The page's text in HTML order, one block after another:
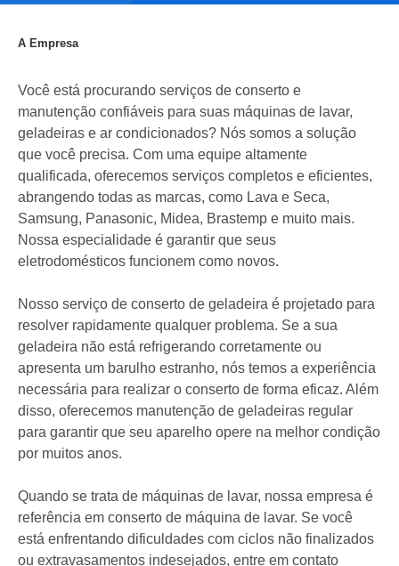
A Empresa
Você está procurando serviços de conserto e
manutenção confiáveis para suas máquinas de lavar,
geladeiras e ar condicionados? Nós somos a solução
que você precisa. Com uma equipe altamente
qualificada, oferecemos serviços completos e eficientes,
abrangendo todas as marcas, como Lava e Seca,
Samsung, Panasonic, Midea, Brastemp e muito mais.
Nossa especialidade é garantir que seus
eletrodomésticos funcionem como novos.
Nosso serviço de conserto de geladeira é projetado para
resolver rapidamente qualquer problema. Se a sua
geladeira não está refrigerando corretamente ou
apresenta um barulho estranho, nós temos a experiência
necessária para realizar o conserto de forma eficaz. Além
disso, oferecemos manutenção de geladeiras regular
para garantir que seu aparelho opere na melhor condição
por muitos anos.
Quando se trata de máquinas de lavar, nossa empresa é
referência em conserto de máquina de lavar. Se você
está enfrentando dificuldades com ciclos não finalizados
ou extravasamentos indesejados, entre em contato